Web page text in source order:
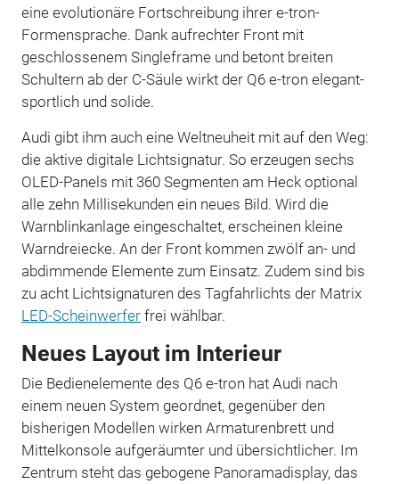
eine evolutionäre Fortschreibung ihrer e-tron-
Formensprache. Dank aufrechter Front mit
geschlossenem Singleframe und betont breiten
Schultern ab der C-Säule wirkt der Q6 e-tron elegant-
sportlich und solide.
Audi gibt ihm auch eine Weltneuheit mit auf den Weg:
die aktive digitale Lichtsignatur. So erzeugen sechs
OLED-Panels mit 360 Segmenten am Heck optional
alle zehn Millisekunden ein neues Bild. Wird die
Warnblinkanlage eingeschaltet, erscheinen kleine
Warndreiecke. An der Front kommen zwölf an- und
abdimmende Elemente zum Einsatz. Zudem sind bis
zu acht Lichtsignaturen des Tagfahrlichts der Matrix
LED-Scheinwerferfrei wählbar.
Neues Layout im Interieur
Die Bedienelemente des Q6 e-tron hat Audi nach
einem neuen System geordnet, gegenüber den
bisherigen Modellen wirken Armaturenbrett und
Mittelkonsole aufgeräumter und übersichtlicher. Im
Zentrum steht das gebogene Panoramadisplay, das